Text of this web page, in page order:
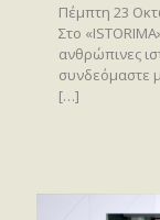
Πέμπτη 23
Στο
ανθρώπινες
συνδεόμαστε
[…]